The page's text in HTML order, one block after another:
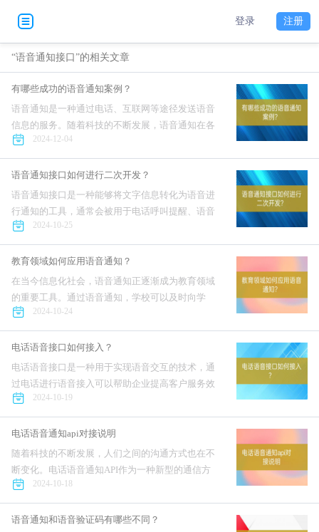
登录 注册
“语音通知接口”的相关文章
有哪些成功的语音通知案例？
语音通知是一种通过电话、互联网等途径发送语音
信息的服务。随着科技的不断发展，语音通知在各
行各业中得到了广泛应用，并取得了一些成功的案
例。接下来，我们就来看一些成功的语音通知案
例。首先，语音通知在电...
2024-12-04
语音通知接口如何进行二次开发？
语音通知接口是一种能够将文字信息转化为语音进
行通知的工具，通常会被用于电话呼叫提醒、语音
验证码等场合。对于一些有特殊需求的用户，通常
会需要对语音通知接口进行二次开发，以满足其定
制化需求。那么，接下来我...
2024-10-25
教育领域如何应用语音通知？
在当今信息化社会，语音通知正逐渐成为教育领域
的重要工具。通过语音通知，学校可以及时向学
生、家长和教师发送重要通知，提高信息传递的效
率。那么，教育领域如何应用语音通知呢？本文将
从几个方面进行探讨。在...
2024-10-24
电话语音接口如何接入？
电话语音接口是一种用于实现语音交互的技术，通
过电话进行语音接入可以帮助企业提高客户服务效
率，增强用户体验。接入电话语音接口需要按照一
定的步骤进行操作，下面将介绍具体的接入方法。
在接入电话语音接口之...
2024-10-19
电话语音通知api对接说明
随着科技的不断发展，人们之间的沟通方式也在不
断变化。电话语音通知API作为一种新型的通信方
式，为企业提供了更加便捷和高效的通知服务。本
文将为大家介绍电话语音通知API的对接方法和注
意事项。电话语音...
2024-10-18
语音通知和语音验证码有哪些不同？